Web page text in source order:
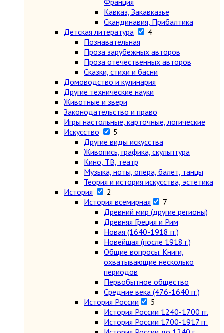
Франция
Кавказ, Закавказье
Скандинавия, Прибалтика
Детская литература
4
Познавательная
Проза зарубежных авторов
Проза отечественных авторов
Сказки, стихи и басни
Домоводство и кулинария
Другие технические науки
Животные и звери
Законодательство и право
Игры настольные, карточные, логические
Искусство
5
Другие виды искусства
Живопись, графика, скульптура
Кино, ТВ, театр
Музыка, ноты, опера, балет, танцы
Теория и история искусства, эстетика
История
2
История всемирная
7
Древний мир (другие регионы)
Древняя Греция и Рим
Новая (1640-1918 гг.)
Новейшая (после 1918 г.)
Общие вопросы. Книги,
охватывающие несколько
периодов
Первобытное общество
Средние века (476-1640 гг.)
История России
5
История России 1240-1700 гг.
История России 1700-1917 гг.